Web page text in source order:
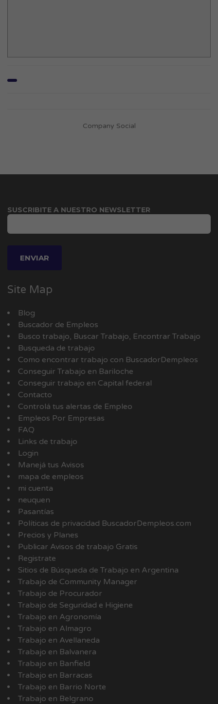
Company Social
SUSCRIBITE A NUESTRO NEWSLETTER
Site Map
Blog
Buscador de Empleos
Busco trabajo, Buscar Trabajo, Encontrar Trabajo
Busqueda de trabajo
Como encontrar trabajo con BuscadorDempleos
Conseguir Trabajo en Bariloche
Conseguir trabajo en Capital federal
Contacto
Controlá tus alertas de Empleo
Empleos Por Empresas
FAQ
Links de trabajo
Login
Manejá tus Avisos
mapa de empleos
mi cuenta
neuquen
Pasantías
Políticas de privacidad BuscadorDempleos.com
Precios y Planes
Publicar Avisos de trabajo Gratis
Registrate
Sitios de Búsqueda de Trabajo en Argentina
Trabajo de Community Manager
Trabajo de Procurador
Trabajo de Seguridad e Higiene
Trabajo en Agronomía
Trabajo en Almagro
Trabajo en Avellaneda
Trabajo en Balvanera
Trabajo en Banfield
Trabajo en Barracas
Trabajo en Barrio Norte
Trabajo en Belgrano